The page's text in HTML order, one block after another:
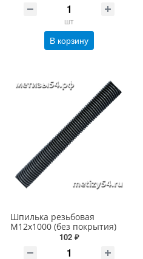
шт
В корзину
Шпилька резьбовая
М12х1000 (без покрытия)
102 ₽